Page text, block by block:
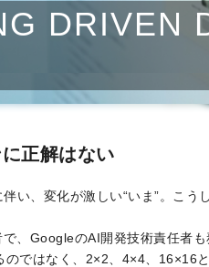
DRIVEN
正解はない
い、変化が激しい“いま”。こう
、GoogleのAI開発技術責任者
のではなく、2×2、4×4、16×16